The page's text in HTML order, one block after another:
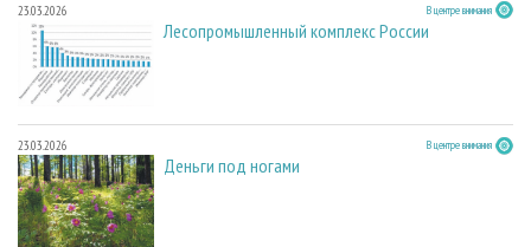
23.03.2026 В центре внимания
Лесопромышленный комплекс России
23.03.2026 В центре внимания
Деньги под ногами